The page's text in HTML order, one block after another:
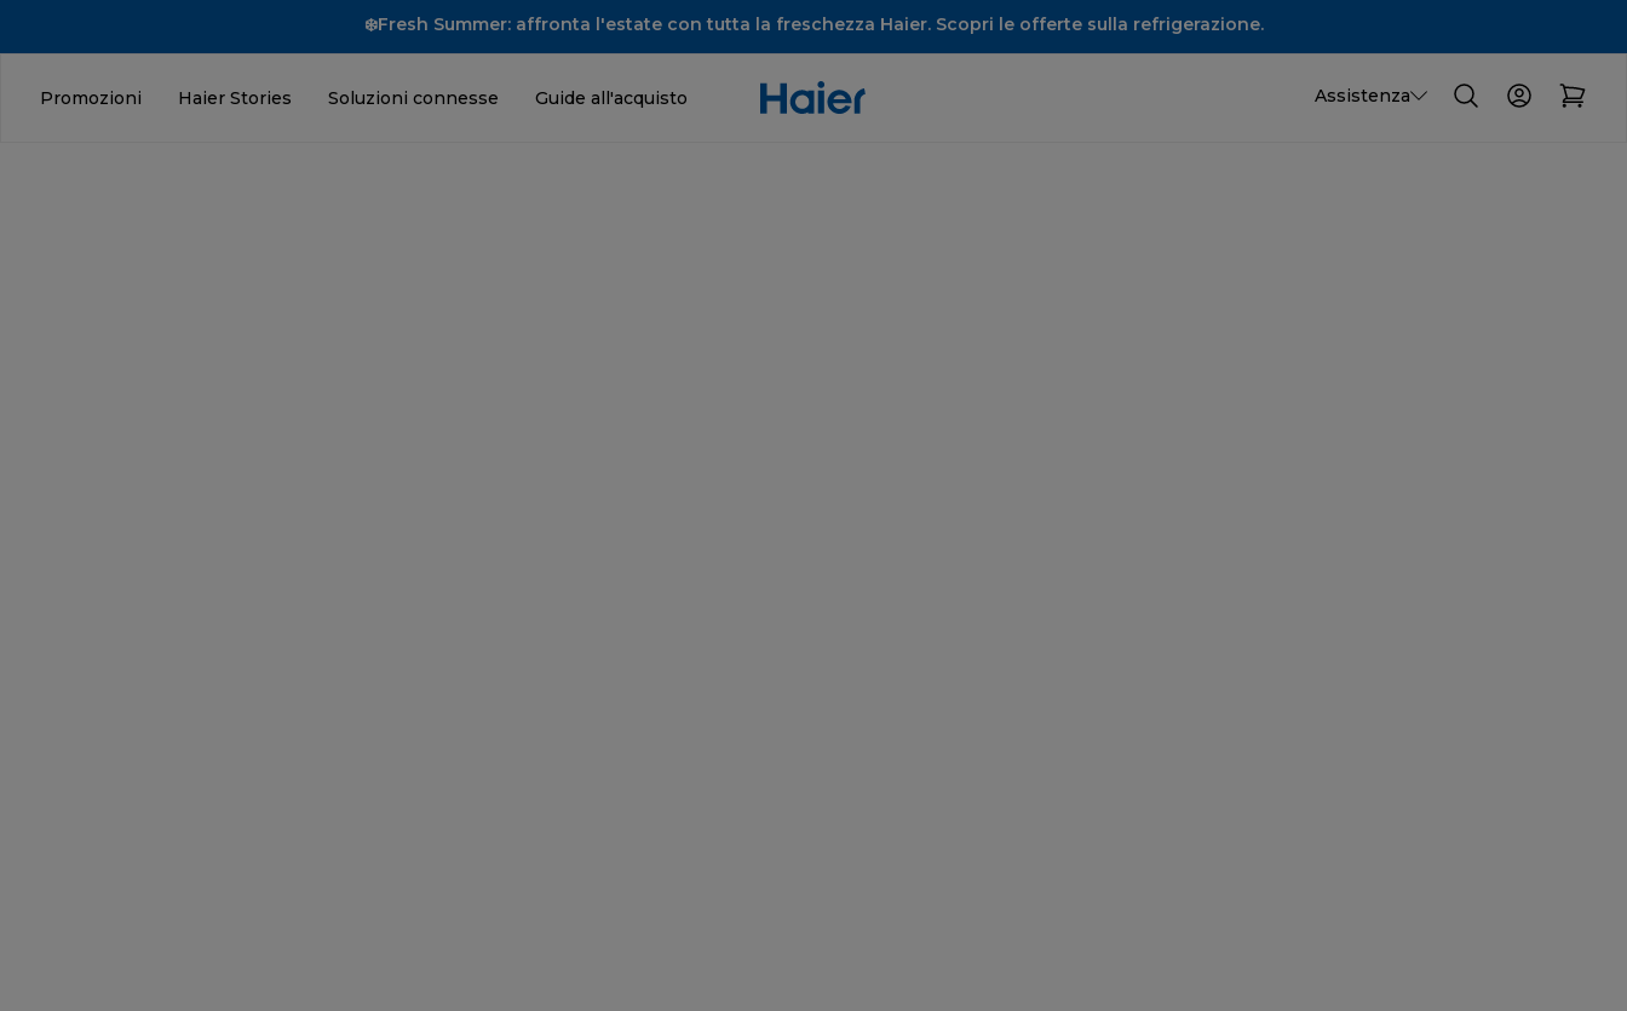
❄️Fresh Summer: affronta l'estate con tutta la freschezza Haier. Scopri le offerte sulla refrigerazione.
Promozioni Haier Stories Soluzioni connesse Guide all'acquisto Assistenza